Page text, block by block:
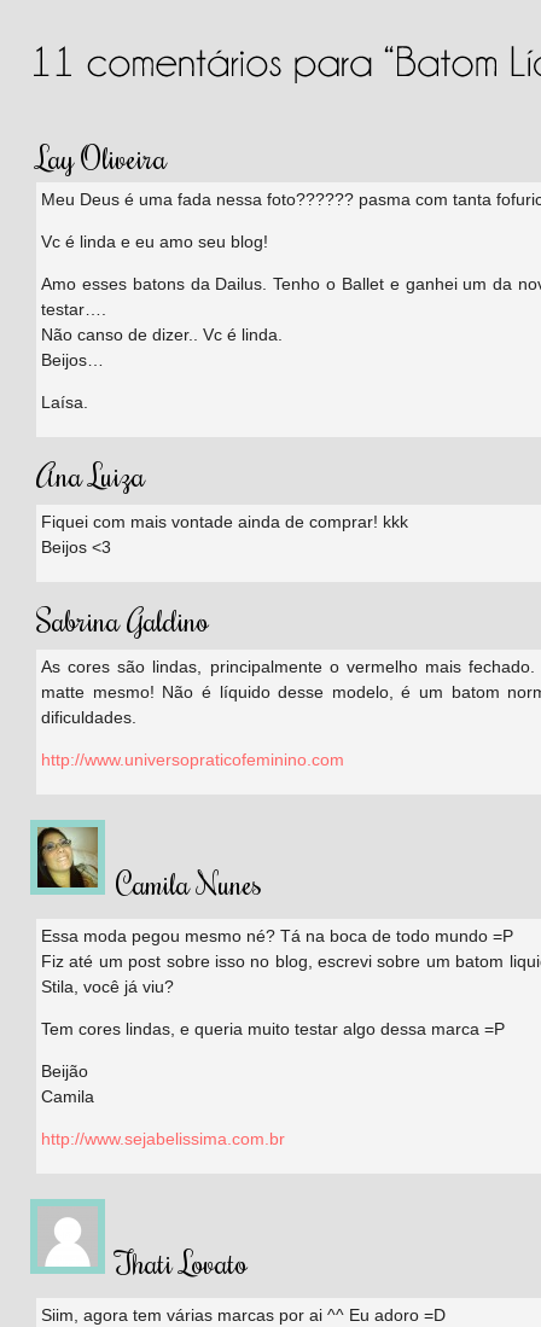
Lay Oliveira
Meu Deus é uma fada nessa foto?????? pasma com tanta
Vc é linda e eu amo seu blog!
Amo esses batons da Dailus. Tenho o Ballet e ganhei um da
testar….
Não canso de dizer.. Vc é linda.
Beijos…
Laísa.
Ana Luiza
Fiquei com mais vontade ainda de comprar! kkk
Beijos <3
Sabrina Galdino
As cores são lindas, principalmente o vermelho mais
matte mesmo! Não é líquido desse modelo, é um batom
dificuldades.
http://www.universopraticofeminino.com
Camila Nunes
Essa moda pegou mesmo né? Tá na boca de todo mundo =P
Fiz até um post sobre isso no blog, escrevi sobre um batom
Stila, você já viu?
Tem cores lindas, e queria muito testar algo dessa marca =P
Beijão
Camila
http://www.sejabelissima.com.br
Thati Lovato
Siim, agora tem várias marcas por ai ^^ Eu adoro =D